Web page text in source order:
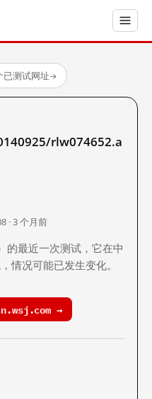
已测试网址→
rlw074652.a
· 3 个月前
最近一次测试，它在中
情况可能已发生变化。
→